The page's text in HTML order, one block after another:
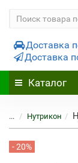
Доставка
Доставка
Каталог
... Нутрикон
- 20%